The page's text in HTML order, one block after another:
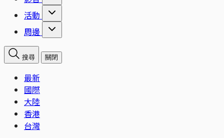
活動
周邊
搜尋 關閉
最新
國際
大陸
香港
台灣